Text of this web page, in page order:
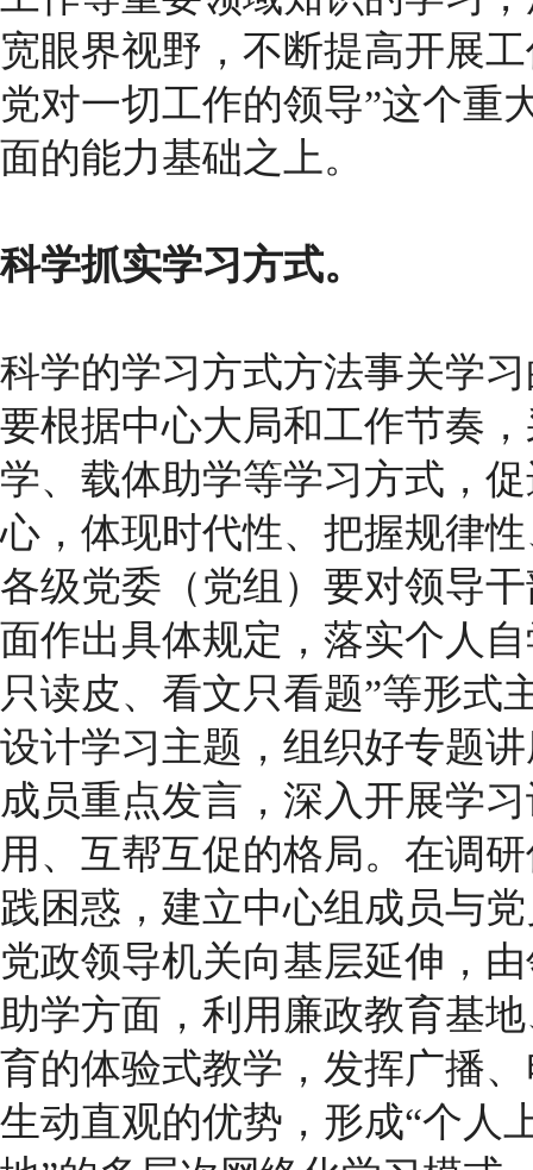
宽眼界视野，不断提高开展
党对一切工作的领导”这个重
面的能力基础之上。
科学抓实学习方式。
科学的学习方式方法事关学
要根据中心大局和工作节奏
学、载体助学等学习方式，
心，体现时代性、把握规律
各级党委（党组）要对领导
面作出具体规定，落实个人
只读皮、看文只看题”等形式
设计学习主题，组织好专题
成员重点发言，深入开展学
用、互帮互促的格局。在调
践困惑，建立中心组成员与
党政领导机关向基层延伸，
助学方面，利用廉政教育基
育的体验式教学，发挥广播
生动直观的优势，形成“个人